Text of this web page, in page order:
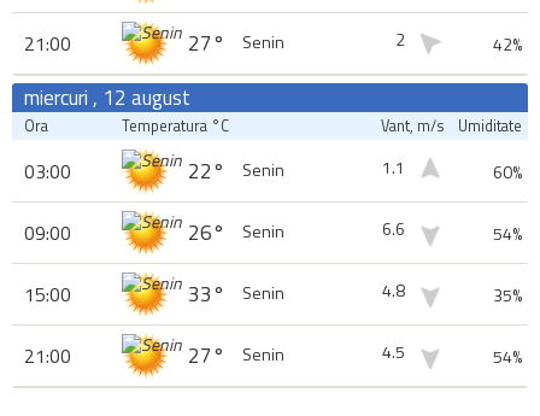
21:00 27° Senin 2 42%
miercuri , 12 august
Ora Temperatura °C Vant, m/s Umiditate
03:00 22° Senin 1.1 60%
09:00 26° Senin 6.6 54%
15:00 33° Senin 4.8 35%
21:00 27° Senin 4.5 54%